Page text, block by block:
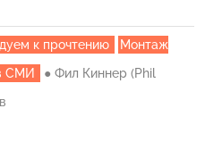
к прочтению
Монтаж
СМИ ● Фил Киннер (Phil